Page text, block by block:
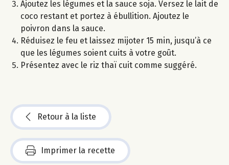
Ajoutez les légumes et la sauce soja. Versez le lait de
coco restant et portez à ébullition. Ajoutez le
poivron dans la sauce.
Réduisez le feu et laissez mijoter 15 min, jusqu’à ce
que les légumes soient cuits à votre goût.
Présentez avec le riz thaï cuit comme suggéré.
Retour à la liste
Imprimer la recette